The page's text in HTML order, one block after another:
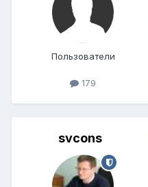
Пользователи
179
svcons